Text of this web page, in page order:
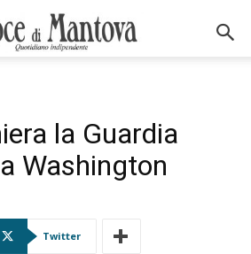
la Guardia
Washington
Twitter